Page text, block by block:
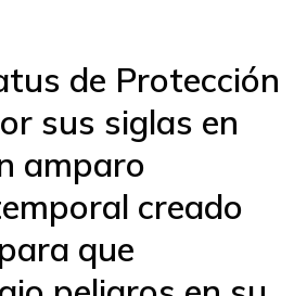
de Protección
sus siglas en
amparo
creado
que